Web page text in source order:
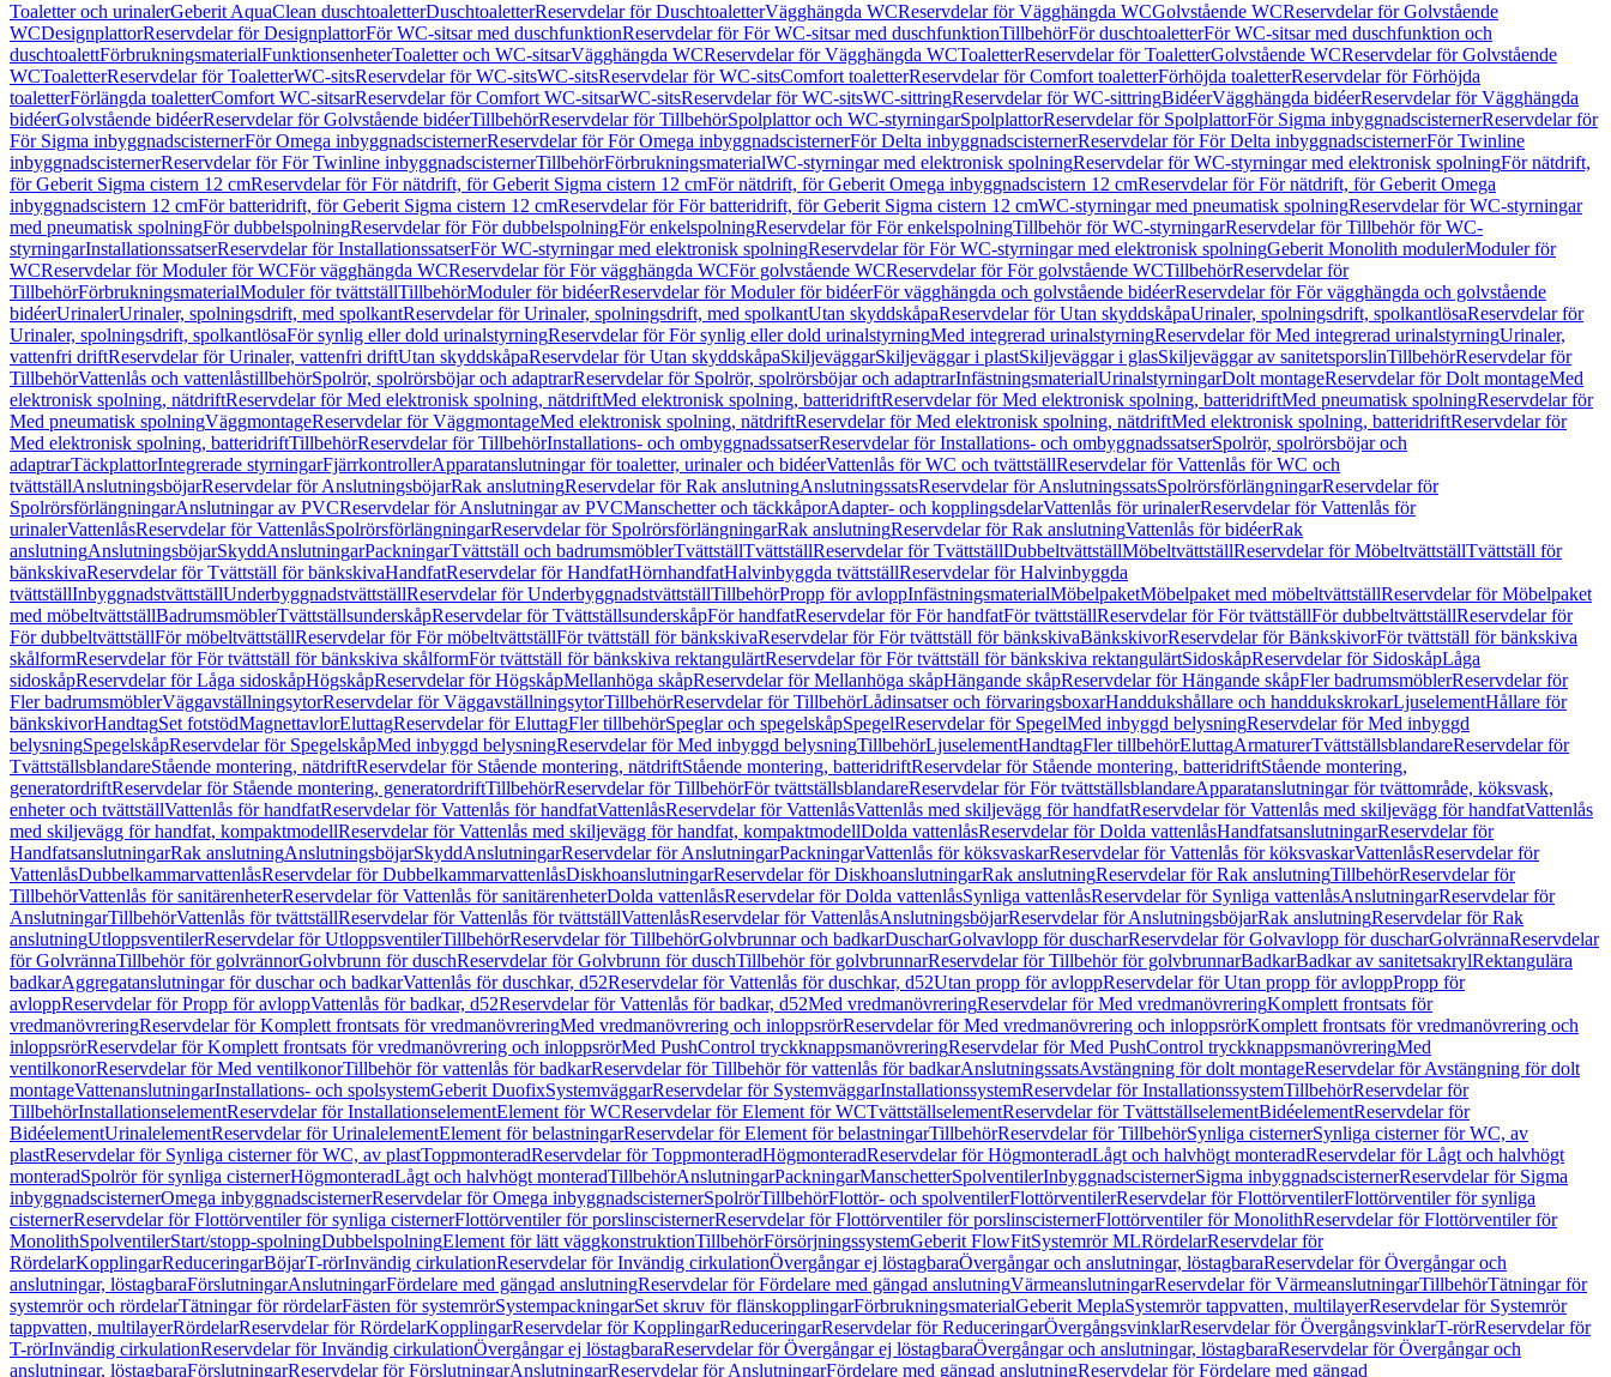
Toaletter och urinalerGeberit AquaClean duschtoaletterDuschtoaletterReservdelar för DuschtoaletterVägghängda WCReservdelar för Vägghängda WCGolvstående WCReservdelar för Golvstående
WCDesignplattorReservdelar för DesignplattorFör WC-sitsar med duschfunktionReservdelar för För WC-sitsar med duschfunktionTillbehörFör duschtoaletterFör WC-sitsar med duschfunktion och
duschtoalettFörbrukningsmaterialFunktionsenheterToaletter och WC-sitsarVägghängda WCReservdelar för Vägghängda WCToaletterReservdelar för ToaletterGolvstående WCReservdelar för Golvstående
WCToaletterReservdelar för ToaletterWC-sitsReservdelar för WC-sitsWC-sitsReservdelar för WC-sitsComfort toaletterReservdelar för Comfort toaletterFörhöjda toaletterReservdelar för Förhöjda
toaletterFörlängda toaletterComfort WC-sitsarReservdelar för Comfort WC-sitsarWC-sitsReservdelar för WC-sitsWC-sittringReservdelar för WC-sittringBidéerVägghängda bidéerReservdelar för Vägghängda
bidéerGolvstående bidéerReservdelar för Golvstående bidéerTillbehörReservdelar för TillbehörSpolplattor och WC-styrningarSpolplattorReservdelar för SpolplattorFör Sigma inbyggnadscisternerReservdelar för
För Sigma inbyggnadscisternerFör Omega inbyggnadscisternerReservdelar för För Omega inbyggnadscisternerFör Delta inbyggnadscisternerReservdelar för För Delta inbyggnadscisternerFör Twinline
inbyggnadscisternerReservdelar för För Twinline inbyggnadscisternerTillbehörFörbrukningsmaterialWC-styrningar med elektronisk spolningReservdelar för WC-styrningar med elektronisk spolningFör nätdrift,
för Geberit Sigma cistern 12 cmReservdelar för För nätdrift, för Geberit Sigma cistern 12 cmFör nätdrift, för Geberit Omega inbyggnadscistern 12 cmReservdelar för För nätdrift, för Geberit Omega
inbyggnadscistern 12 cmFör batteridrift, för Geberit Sigma cistern 12 cmReservdelar för För batteridrift, för Geberit Sigma cistern 12 cmWC-styrningar med pneumatisk spolningReservdelar för WC-styrningar
med pneumatisk spolningFör dubbelspolningReservdelar för För dubbelspolningFör enkelspolningReservdelar för För enkelspolningTillbehör för WC-styrningarReservdelar för Tillbehör för WC-
styrningarInstallationssatserReservdelar för InstallationssatserFör WC-styrningar med elektronisk spolningReservdelar för För WC-styrningar med elektronisk spolningGeberit Monolith modulerModuler för
WCReservdelar för Moduler för WCFör vägghängda WCReservdelar för För vägghängda WCFör golvstående WCReservdelar för För golvstående WCTillbehörReservdelar för
TillbehörFörbrukningsmaterialModuler för tvättställTillbehörModuler för bidéerReservdelar för Moduler för bidéerFör vägghängda och golvstående bidéerReservdelar för För vägghängda och golvstående
bidéerUrinalerUrinaler, spolningsdrift, med spolkantReservdelar för Urinaler, spolningsdrift, med spolkantUtan skyddskåpaReservdelar för Utan skyddskåpaUrinaler, spolningsdrift, spolkantlösaReservdelar för
Urinaler, spolningsdrift, spolkantlösaFör synlig eller dold urinalstyrningReservdelar för För synlig eller dold urinalstyrningMed integrerad urinalstyrningReservdelar för Med integrerad urinalstyrningUrinaler,
vattenfri driftReservdelar för Urinaler, vattenfri driftUtan skyddskåpaReservdelar för Utan skyddskåpaSkiljeväggarSkiljeväggar i plastSkiljeväggar i glasSkiljeväggar av sanitetsporslinTillbehörReservdelar för
TillbehörVattenlås och vattenlåstillbehörSpolrör, spolrörsböjar och adaptrarReservdelar för Spolrör, spolrörsböjar och adaptrarInfästningsmaterialUrinalstyrningarDolt montageReservdelar för Dolt montageMed
elektronisk spolning, nätdriftReservdelar för Med elektronisk spolning, nätdriftMed elektronisk spolning, batteridriftReservdelar för Med elektronisk spolning, batteridriftMed pneumatisk spolningReservdelar för
Med pneumatisk spolningVäggmontageReservdelar för VäggmontageMed elektronisk spolning, nätdriftReservdelar för Med elektronisk spolning, nätdriftMed elektronisk spolning, batteridriftReservdelar för
Med elektronisk spolning, batteridriftTillbehörReservdelar för TillbehörInstallations- och ombyggnadssatserReservdelar för Installations- och ombyggnadssatserSpolrör, spolrörsböjar och
adaptrarTäckplattorIntegrerade styrningarFjärrkontrollerApparatanslutningar för toaletter, urinaler och bidéerVattenlås för WC och tvättställReservdelar för Vattenlås för WC och
tvättställAnslutningsböjarReservdelar för AnslutningsböjarRak anslutningReservdelar för Rak anslutningAnslutningssatsReservdelar för AnslutningssatsSpolrörsförlängningarReservdelar för
SpolrörsförlängningarAnslutningar av PVCReservdelar för Anslutningar av PVCManschetter och täckkåporAdapter- och kopplingsdelarVattenlås för urinalerReservdelar för Vattenlås för
urinalerVattenlåsReservdelar för VattenlåsSpolrörsförlängningarReservdelar för SpolrörsförlängningarRak anslutningReservdelar för Rak anslutningVattenlås för bidéerRak
anslutningAnslutningsböjarSkyddAnslutningarPackningarTvättställ och badrumsmöblerTvättställTvättställReservdelar för TvättställDubbeltvättställMöbeltvättställReservdelar för MöbeltvättställTvättställ för
bänkskivaReservdelar för Tvättställ för bänkskivaHandfatReservdelar för HandfatHörnhandfatHalvinbyggda tvättställReservdelar för Halvinbyggda
tvättställInbyggnadstvättställUnderbyggnadstvättställReservdelar för UnderbyggnadstvättställTillbehörPropp för avloppInfästningsmaterialMöbelpaketMöbelpaket med möbeltvättställReservdelar för Möbelpaket
med möbeltvättställBadrumsmöblerTvättställsunderskåpReservdelar för TvättställsunderskåpFör handfatReservdelar för För handfatFör tvättställReservdelar för För tvättställFör dubbeltvättställReservdelar för
För dubbeltvättställFör möbeltvättställReservdelar för För möbeltvättställFör tvättställ för bänkskivaReservdelar för För tvättställ för bänkskivaBänkskivorReservdelar för BänkskivorFör tvättställ för bänkskiva
skålformReservdelar för För tvättställ för bänkskiva skålformFör tvättställ för bänkskiva rektangulärtReservdelar för För tvättställ för bänkskiva rektangulärtSidoskåpReservdelar för SidoskåpLåga
sidoskåpReservdelar för Låga sidoskåpHögskåpReservdelar för HögskåpMellanhöga skåpReservdelar för Mellanhöga skåpHängande skåpReservdelar för Hängande skåpFler badrumsmöblerReservdelar för
Fler badrumsmöblerVäggavställningsytorReservdelar för VäggavställningsytorTillbehörReservdelar för TillbehörLådinsatser och förvaringsboxarHanddukshållare och handdukskrokarLjuselementHållare för
bänkskivorHandtagSet fotstödMagnettavlorEluttagReservdelar för EluttagFler tillbehörSpeglar och spegelskåpSpegelReservdelar för SpegelMed inbyggd belysningReservdelar för Med inbyggd
belysningSpegelskåpReservdelar för SpegelskåpMed inbyggd belysningReservdelar för Med inbyggd belysningTillbehörLjuselementHandtagFler tillbehörEluttagArmaturerTvättställsblandareReservdelar för
TvättställsblandareStående montering, nätdriftReservdelar för Stående montering, nätdriftStående montering, batteridriftReservdelar för Stående montering, batteridriftStående montering,
generatordriftReservdelar för Stående montering, generatordriftTillbehörReservdelar för TillbehörFör tvättställsblandareReservdelar för För tvättställsblandareApparatanslutningar för tvättområde, köksvask,
enheter och tvättställVattenlås för handfatReservdelar för Vattenlås för handfatVattenlåsReservdelar för VattenlåsVattenlås med skiljevägg för handfatReservdelar för Vattenlås med skiljevägg för handfatVattenlås
med skiljevägg för handfat, kompaktmodellReservdelar för Vattenlås med skiljevägg för handfat, kompaktmodellDolda vattenlåsReservdelar för Dolda vattenlåsHandfatsanslutningarReservdelar för
HandfatsanslutningarRak anslutningAnslutningsböjarSkyddAnslutningarReservdelar för AnslutningarPackningarVattenlås för köksvaskarReservdelar för Vattenlås för köksvaskarVattenlåsReservdelar för
VattenlåsDubbelkammarvattenlåsReservdelar för DubbelkammarvattenlåsDiskhoanslutningarReservdelar för DiskhoanslutningarRak anslutningReservdelar för Rak anslutningTillbehörReservdelar för
TillbehörVattenlås för sanitärenheterReservdelar för Vattenlås för sanitärenheterDolda vattenlåsReservdelar för Dolda vattenlåsSynliga vattenlåsReservdelar för Synliga vattenlåsAnslutningarReservdelar för
AnslutningarTillbehörVattenlås för tvättställReservdelar för Vattenlås för tvättställVattenlåsReservdelar för VattenlåsAnslutningsböjarReservdelar för AnslutningsböjarRak anslutningReservdelar för Rak
anslutningUtloppsventilerReservdelar för UtloppsventilerTillbehörReservdelar för TillbehörGolvbrunnar och badkarDuscharGolvavlopp för duscharReservdelar för Golvavlopp för duscharGolvrännaReservdelar
för GolvrännaTillbehör för golvrännorGolvbrunn för duschReservdelar för Golvbrunn för duschTillbehör för golvbrunnarReservdelar för Tillbehör för golvbrunnarBadkarBadkar av sanitetsakrylRektangulära
badkarAggregatanslutningar för duschar och badkarVattenlås för duschkar, d52Reservdelar för Vattenlås för duschkar, d52Utan propp för avloppReservdelar för Utan propp för avloppPropp för
avloppReservdelar för Propp för avloppVattenlås för badkar, d52Reservdelar för Vattenlås för badkar, d52Med vredmanövreringReservdelar för Med vredmanövreringKomplett frontsats för
vredmanövreringReservdelar för Komplett frontsats för vredmanövreringMed vredmanövrering och inloppsrörReservdelar för Med vredmanövrering och inloppsrörKomplett frontsats för vredmanövrering och
inloppsrörReservdelar för Komplett frontsats för vredmanövrering och inloppsrörMed PushControl tryckknappsmanövreringReservdelar för Med PushControl tryckknappsmanövreringMed
ventilkonorReservdelar för Med ventilkonorTillbehör för vattenlås för badkarReservdelar för Tillbehör för vattenlås för badkarAnslutningssatsAvstängning för dolt montageReservdelar för Avstängning för dolt
montageVattenanslutningarInstallations- och spolsystemGeberit DuofixSystemväggarReservdelar för SystemväggarInstallationssystemReservdelar för InstallationssystemTillbehörReservdelar för
TillbehörInstallationselementReservdelar för InstallationselementElement för WCReservdelar för Element för WCTvättställselementReservdelar för TvättställselementBidéelementReservdelar för
BidéelementUrinalelementReservdelar för UrinalelementElement för belastningarReservdelar för Element för belastningarTillbehörReservdelar för TillbehörSynliga cisternerSynliga cisterner för WC, av
plastReservdelar för Synliga cisterner för WC, av plastToppmonteradReservdelar för ToppmonteradHögmonteradReservdelar för HögmonteradLågt och halvhögt monteradReservdelar för Lågt och halvhögt
monteradSpolrör för synliga cisternerHögmonteradLågt och halvhögt monteradTillbehörAnslutningarPackningarManschetterSpolventilerInbyggnadscisternerSigma inbyggnadscisternerReservdelar för Sigma
inbyggnadscisternerOmega inbyggnadscisternerReservdelar för Omega inbyggnadscisternerSpolrörTillbehörFlottör- och spolventilerFlottörventilerReservdelar för FlottörventilerFlottörventiler för synliga
cisternerReservdelar för Flottörventiler för synliga cisternerFlottörventiler för porslinscisternerReservdelar för Flottörventiler för porslinscisternerFlottörventiler för MonolithReservdelar för Flottörventiler för
MonolithSpolventilerStart/stopp-spolningDubbelspolningElement för lätt väggkonstruktionTillbehörFörsörjningssystemGeberit FlowFitSystemrör MLRördelarReservdelar för
RördelarKopplingarReduceringarBöjarT-rörInvändig cirkulationReservdelar för Invändig cirkulationÖvergångar ej löstagbaraÖvergångar och anslutningar, löstagbaraReservdelar för Övergångar och
anslutningar, löstagbaraFörslutningarAnslutningarFördelare med gängad anslutningReservdelar för Fördelare med gängad anslutningVärmeanslutningarReservdelar för VärmeanslutningarTillbehörTätningar för
systemrör och rördelarTätningar för rördelarFästen för systemrörSystempackningarSet skruv för flänskopplingarFörbrukningsmaterialGeberit MeplaSystemrör tappvatten, multilayerReservdelar för Systemrör
tappvatten, multilayerRördelarReservdelar för RördelarKopplingarReservdelar för KopplingarReduceringarReservdelar för ReduceringarÖvergångsvinklarReservdelar för ÖvergångsvinklarT-rörReservdelar för
T-rörInvändig cirkulationReservdelar för Invändig cirkulationÖvergångar ej löstagbaraReservdelar för Övergångar ej löstagbaraÖvergångar och anslutningar, löstagbaraReservdelar för Övergångar och
anslutningar, löstagbaraFörslutningarReservdelar för FörslutningarAnslutningarReservdelar för AnslutningarFördelare med gängad anslutningReservdelar för Fördelare med gängad